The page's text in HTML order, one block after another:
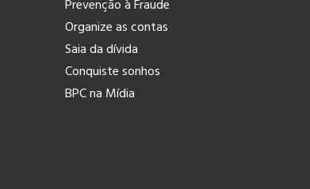
Prevenção à Fraude
Organize as contas
Saia da dívida
Conquiste sonhos
BPC na Mídia